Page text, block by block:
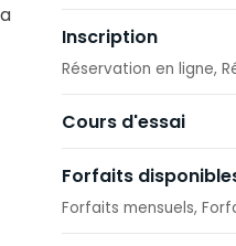
Inscription
Réservation en ligne
Cours d'essai
Forfaits
Forfaits mensuels